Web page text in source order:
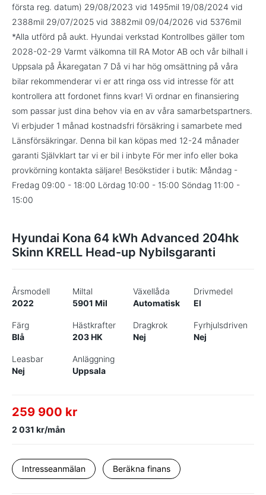
första reg. datum) 29/08/2023 vid 1495mil 19/08/2024 vid
2388mil 29/07/2025 vid 3882mil 09/04/2026 vid 5376mil
*Alla utförd på aukt. Hyundai verkstad Kontrollbes gäller tom
2028-02-29 Varmt välkomna till RA Motor AB och vår bilhall i
Uppsala på Åkaregatan 7 Då vi har hög omsättning på våra
bilar rekommenderar vi er att ringa oss vid intresse för att
kontrollera att fordonet finns kvar! Vi ordnar en finansiering
som passar just dina behov via en av våra samarbetspartners.
Vi erbjuder 1 månad kostnadsfri försäkring i samarbete med
Länsförsäkringar. Denna bil kan köpas med 12-24 månader
garanti Självklart tar vi er bil i inbyte För mer info eller boka
provkörning kontakta säljare! Besökstider i butik: Måndag -
Fredag 09:00 - 18:00 Lördag 10:00 - 15:00 Söndag 11:00 -
15:00
Hyundai Kona 64 kWh Advanced 204hk
Skinn KRELL Head-up Nybilsgaranti
Årsmodell
2022
Miltal
5901 Mil
Växellåda
Automatisk
Drivmedel
El
Färg
Blå
Hästkrafter
203 HK
Dragkrok
Nej
Fyrhjulsdriven
Nej
Leasbar
Nej
Anläggning
Uppsala
259 900 kr
2 031 kr/mån
Intresseanmälan Beräkna finans